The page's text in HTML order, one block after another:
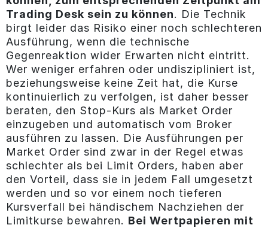
Trading Desk sein zu können. Die Technik
birgt leider das Risiko einer noch schlechteren
Ausführung, wenn die technische
Gegenreaktion wider Erwarten nicht eintritt.
Wer weniger erfahren oder undiszipliniert ist,
beziehungsweise keine Zeit hat, die Kurse
kontinuierlich zu verfolgen, ist daher besser
beraten, den Stop-Kurs als Market Order
einzugeben und automatisch vom Broker
ausführen zu lassen. Die Ausführungen per
Market Order sind zwar in der Regel etwas
schlechter als bei Limit Orders, haben aber
den Vorteil, dass sie in jedem Fall umgesetzt
werden und so vor einem noch tieferen
Kursverfall bei händischem Nachziehen der
Limitkurse bewahren. Bei Wertpapieren mit